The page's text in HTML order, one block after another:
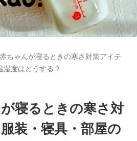
ちゃんが寝るときの寒さ対策アイテ
湿度はどうする？
寝るときの寒さ対
装・寝具・部屋の